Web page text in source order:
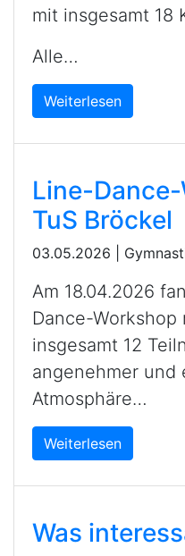
mit insgesamt 18
Alle…
Weiterlesen
Line-
TuS Bröckel
03.05.2026
Am 18.04.2026
Dance-
insgesamt 12
angenehmer und
Atmosphäre…
Weiterlesen
Was